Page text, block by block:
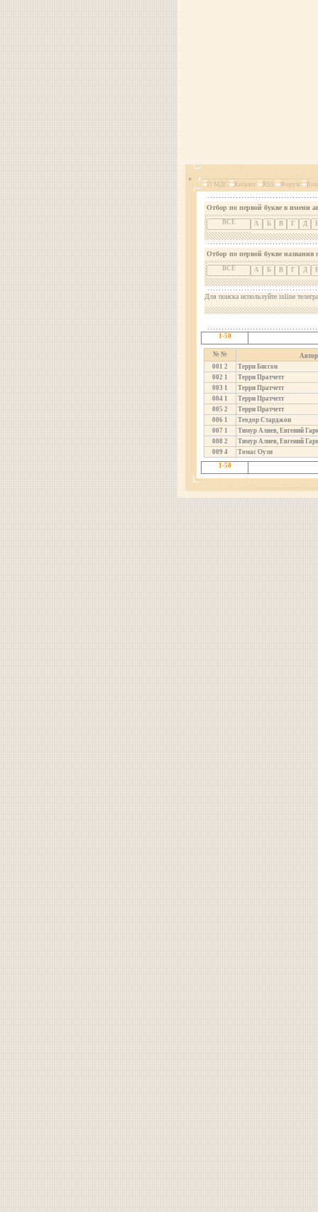
О МДС Каталог RSS Форум
Отбор по первой букве в имени
ВСЕ А Б В Г Д
Отбор по первой букве названия
ВСЕ А Б В Г Д
Для поиска используйте inline
1-50
№ №
Автор
001 2
Терри Биссон
002 1
Терри Пратчетт
003 1
Терри Пратчетт
004 1
Терри Пратчетт
005 2
Терри Пратчетт
006 1
Теодор Старджон
007 1
Тимур Алиев, Евгений
008 2
Тимур Алиев, Евгений
009 4
Томас Оуэн
1-50